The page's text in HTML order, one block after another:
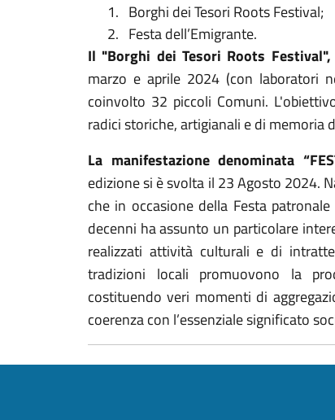
1. Borghi dei Tesori Roots Festival;
2. Festa dell’Emigrante.
Il "Borghi dei Tesori Roots Festival",
marzo e aprile 2024 (con laboratori
coinvolto 32 piccoli Comuni.
radici storiche, artigianali e di memoria
La manifestazione denominata
edizione si è svolta il 23 Agosto 2024.
che in occasione della Festa
decenni ha assunto un particolare
realizzati attività culturali e di
tradizioni locali promuovono la
costituendo veri momenti di
coerenza con l’essenziale significato